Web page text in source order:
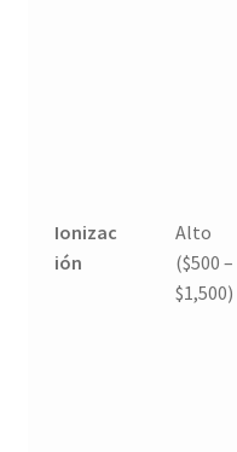
Ionizac
ión
Alto
($500 –
$1,500)